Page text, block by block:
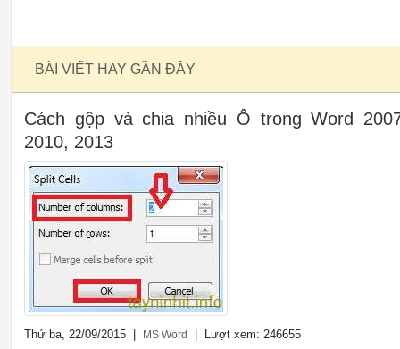
BÀI VIẾT HAY GẦN ĐÂY
Cách gộp và chia nhiều Ô trong Word
2010, 2013
Thứ ba, 22/09/2015 | MS Word | Lượt xem: 246655